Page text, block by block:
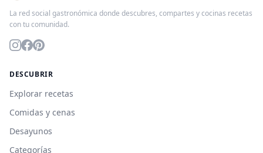
La red social gastronómica donde descubres, compartes y cocinas recetas
con tu comunidad.
DESCUBRIR
Explorar recetas
Comidas y cenas
Desayunos
Categorías